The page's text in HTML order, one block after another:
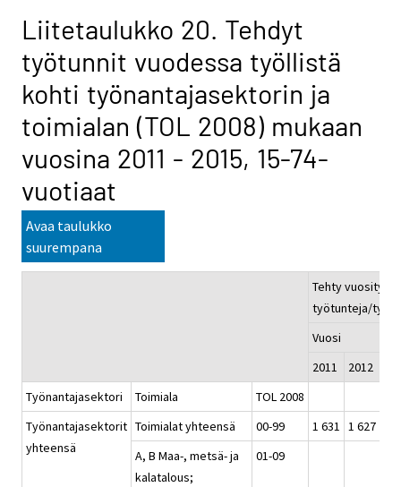
Liitetaulukko 20. Tehdyt
työtunnit vuodessa työllistä
kohti työnantajasektorin ja
toimialan (TOL 2008) mukaan
vuosina 2011 - 2015, 15-74-
vuotiaat
Avaa taulukko
suurempana
Tehty
työtunteja/
Vuosi
2011
2012
Työnantajasektori
Toimiala
TOL 2008
Työnantajasektorit
yhteensä
Toimialat yhteensä 00-99 1 631 1 627
A, B Maa-, metsä- ja
kalatalous;
01-09